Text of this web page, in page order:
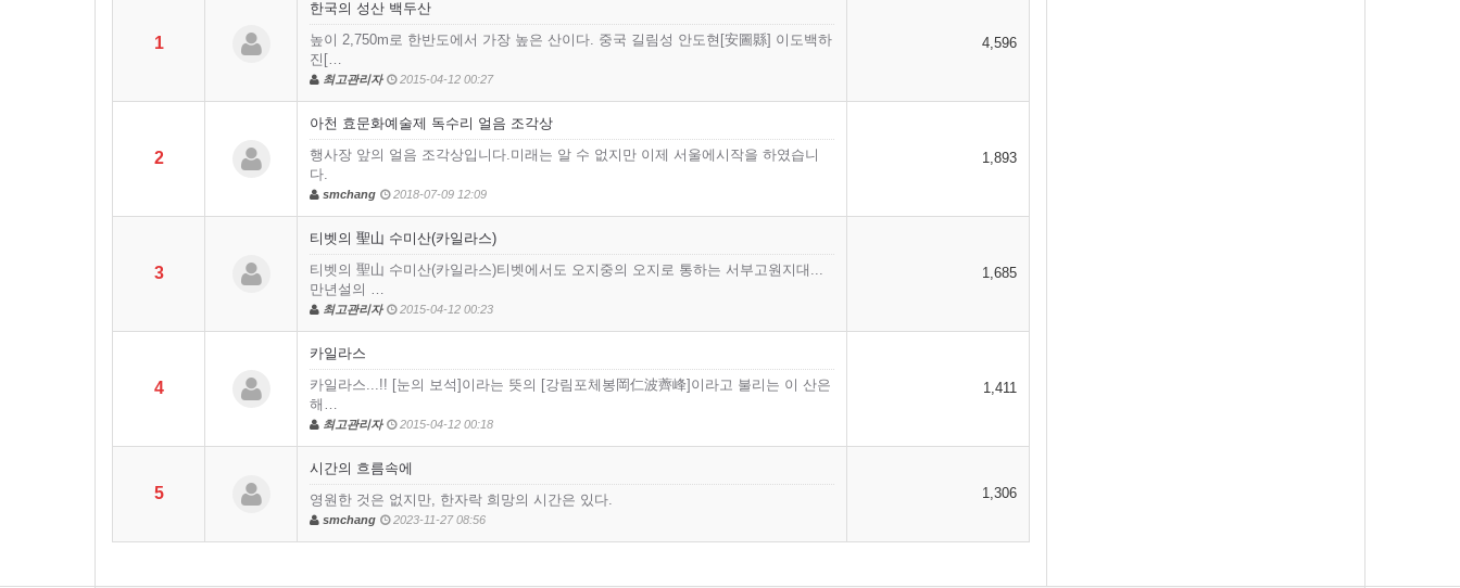
1
한국의 성산 백두산
높이 2,750m로 한반도에서 가장 높은 산이다. 중국 길림성 안도현[安圖縣] 이도백하
진[…
최고관리자 2015-04-12 00:27
4,596
2
아천 효문화예술제 독수리 얼음 조각상
행사장 앞의 얼음 조각상입니다.미래는 알 수 없지만 이제 서울에시작을 하였습니
다.
smchang 2018-07-09 12:09
1,893
3
티벳의 聖山 수미산(카일라스)
티벳의 聖山 수미산(카일라스)티벳에서도 오지중의 오지로 통하는 서부고원지대...
만년설의 …
최고관리자 2015-04-12 00:23
1,685
4
카일라스
카일라스...!! [눈의 보석]이라는 뜻의 [강림포체봉岡仁波薺峰]이라고 불리는 이 산은
해…
최고관리자 2015-04-12 00:18
1,411
5
시간의 흐름속에
영원한 것은 없지만, 한자락 희망의 시간은 있다.
smchang 2023-11-27 08:56
1,306